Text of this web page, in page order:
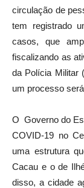
circulação de
tem registrado
casos, que
fiscalizando as
da Polícia Militar
um processo
O Governo do
COVID-19 no
uma estrutura
Cacau e o de
disso, a cidade